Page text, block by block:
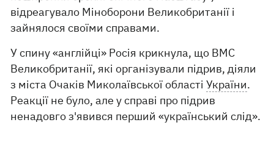
відреагувало Міноборони Великобританії і
зайнялося своїми справами.
У спину «англійці» Росія крикнула, що ВМС
Великобританії, які організували підрив, діяли
з міста Очаків Миколаївської областіУкраїни.
Реакції не було, але у справі про підрив
ненадовго з'явився перший «український слід».